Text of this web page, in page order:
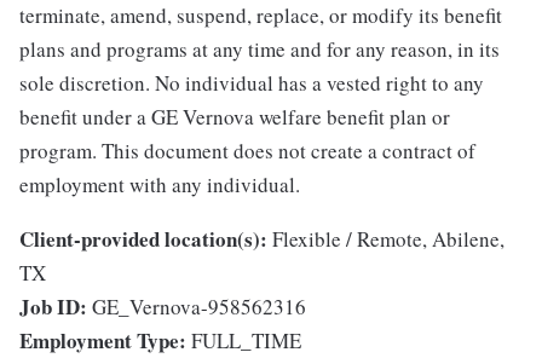
terminate, amend, suspend, replace, or modify its benefit
plans and programs at any time and for any reason, in its
sole discretion. No individual has a vested right to any
benefit under a GE Vernova welfare benefit plan or
program. This document does not create a contract of
employment with any individual.
Client-provided location(s): Flexible / Remote, Abilene,
TX
Job ID: GE_Vernova-958562316
Employment Type: FULL_TIME